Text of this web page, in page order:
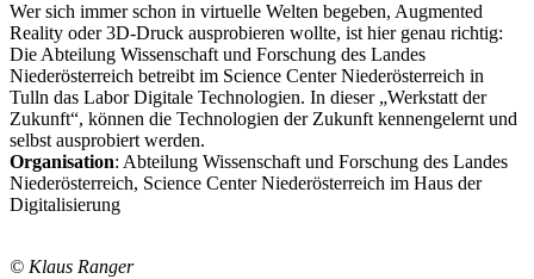
Wer sich immer schon in virtuelle Welten begeben, Augmented
Reality oder 3D-Druck ausprobieren wollte, ist hier genau richtig:
Die Abteilung Wissenschaft und Forschung des Landes
Niederösterreich betreibt im Science Center Niederösterreich in
Tulln das Labor Digitale Technologien. In dieser „Werkstatt der
Zukunft“, können die Technologien der Zukunft kennengelernt und
selbst ausprobiert werden.
Organisation: Abteilung Wissenschaft und Forschung des Landes
Niederösterreich, Science Center Niederösterreich im Haus der
Digitalisierung
© Klaus Ranger